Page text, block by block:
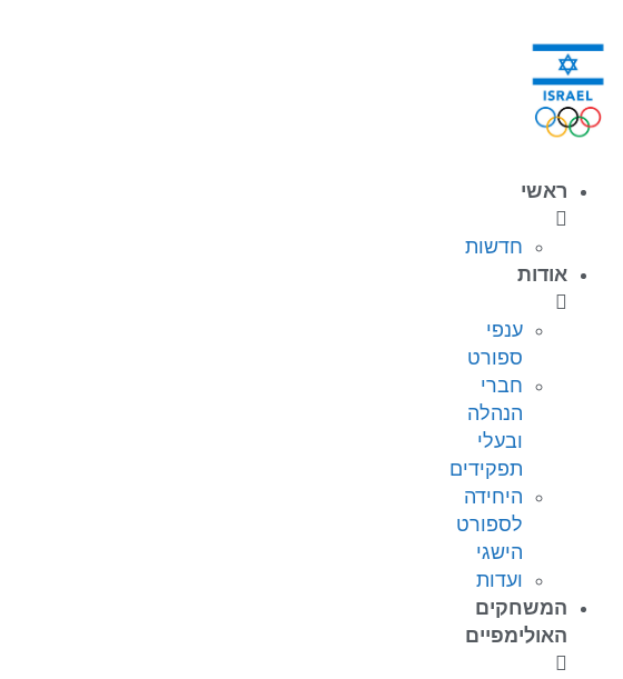
ראשי
חדשות
אודות
ענפי
ספורט
חברי
הנהלה
ובעלי
תפקידים
היחידה
לספורט
הישגי
ועדות
המשחקים
האולימפיים